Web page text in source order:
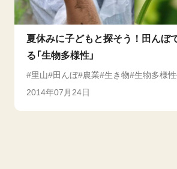
夏休みに子どもと探そう！田んぼ
る「生物多様性」
里山 田んぼ 農業 生き物 生物多様性
2014年07月24日